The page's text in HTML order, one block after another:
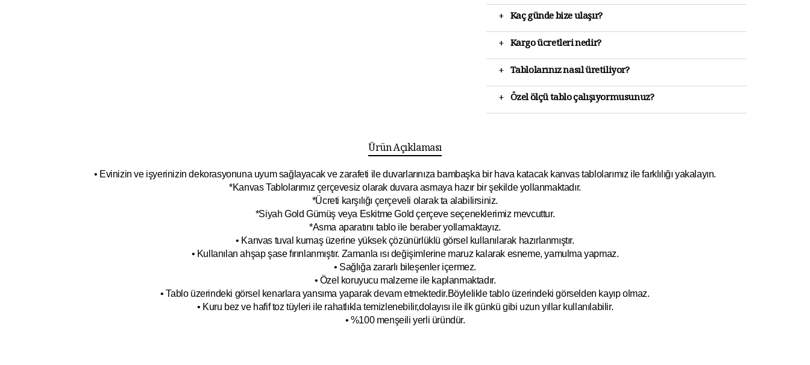
+ Kaç günde bize ulaşır?
+ Kargo ücretleri nedir?
+ Tablolarınız nasıl üretiliyor?
+ Özel ölçü tablo çalışıyormusunuz?
Ürün Açıklaması
• Evinizin ve işyerinizin dekorasyonuna uyum sağlayacak ve zarafeti ile duvarlarınıza bambaşka bir hava katacak kanvas tablolarımız ile farklılığı yakalayın.
*Kanvas Tablolarımız çerçevesiz olarak duvara asmaya hazır bir şekilde yollanmaktadır.
*Ücreti karşılığı çerçeveli olarak ta alabilirsiniz.
*Siyah Gold Gümüş veya Eskitme Gold çerçeve seçeneklerimiz mevcuttur.
*Asma aparatını tablo ile beraber yollamaktayız.
• Kanvas tuval kumaş üzerine yüksek çözünürlüklü görsel kullanılarak hazırlanmıştır.
• Kullanılan ahşap şase fırınlanmıştır. Zamanla ısı değişimlerine maruz kalarak esneme, yamulma yapmaz.
• Sağlığa zararlı bileşenler içermez.
• Özel koruyucu malzeme ile kaplanmaktadır.
• Tablo üzerindeki görsel kenarlara yansıma yaparak devam etmektedir.Böylelikle tablo üzerindeki görselden kayıp olmaz.
• Kuru bez ve hafif toz tüyleri ile rahatlıkla temizlenebilir,dolayısı ile ilkgünkü gibi uzun yıllar kullanılabilir.
• %100 menşeili yerli üründür.